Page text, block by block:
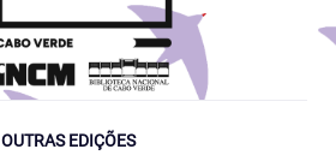
OUTRAS EDIÇÕES